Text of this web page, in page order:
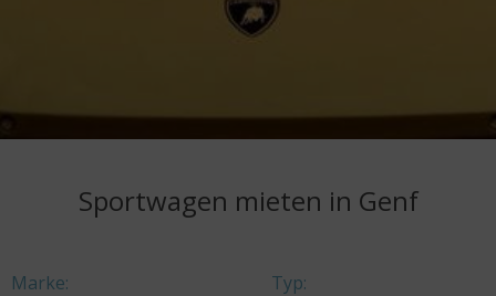
Sportwagen mieten in Genf
Marke: Typ: